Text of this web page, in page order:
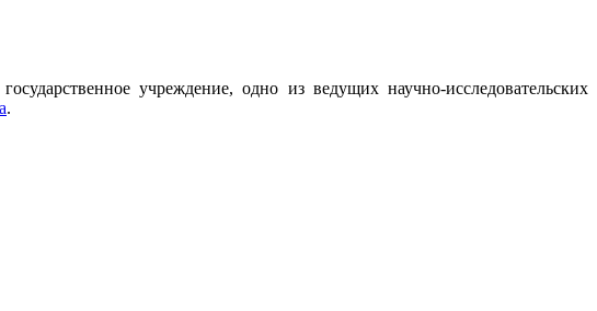
учреждение, одно из ведущих научно-исследовательских
.